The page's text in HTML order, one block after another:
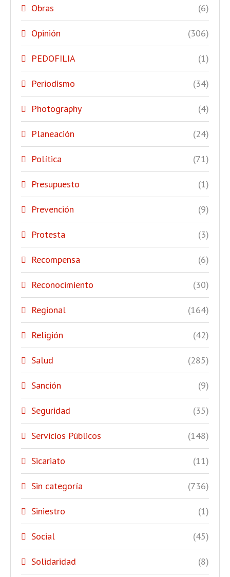
Obras (6)
Opinión (306)
PEDOFILIA (1)
Periodismo (34)
Photography (4)
Planeación (24)
Política (71)
Presupuesto (1)
Prevención (9)
Protesta (3)
Recompensa (6)
Reconocimiento (30)
Regional (164)
Religión (42)
Salud (285)
Sanción (9)
Seguridad (35)
Servicios Públicos (148)
Sicariato (11)
Sin categoría (736)
Siniestro (1)
Social (45)
Solidaridad (8)